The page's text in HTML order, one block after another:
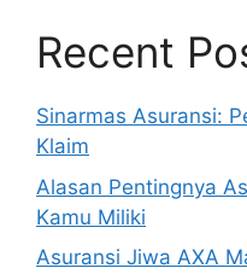
Recent
Sinarmas Asuransi:
Klaim
Alasan Pentingnya
Kamu Miliki
Asuransi Jiwa AXA